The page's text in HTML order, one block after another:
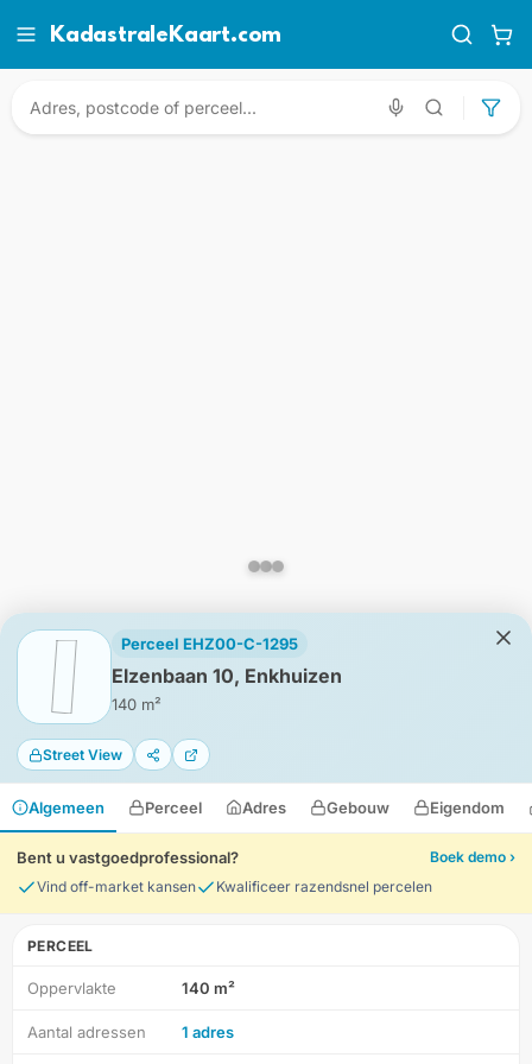
KadastraleKaart.com
Perceel EHZ00-C-1295
Elzenbaan 10, Enkhuizen
140 m²
Street View
Algemeen Perceel Adres Gebouw Eigendom
Bent u vastgoedprofessional?
Boek demo ›
Vind off-market kansen
Kwalificeer razendsnel percelen
PERCEEL
Oppervlakte 140 m²
Aantal adressen 1 adres